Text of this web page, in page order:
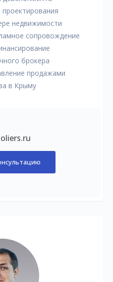
недвижимости
сопровождение
брокера
продажами
в Крыму